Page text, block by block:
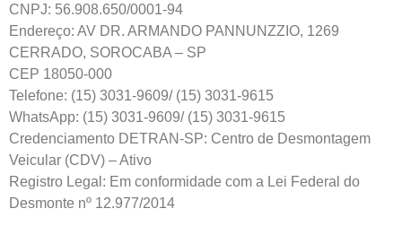
CNPJ: 56.908.650/0001-94
Endereço: AV DR. ARMANDO PANNUNZZIO, 1269
CERRADO, SOROCABA – SP
CEP 18050-000
Telefone: (15) 3031-9609/ (15) 3031-9615
WhatsApp: (15) 3031-9609/ (15) 3031-9615
Credenciamento DETRAN-SP: Centro de Desmontagem
Veicular (CDV) – Ativo
Registro Legal: Em conformidade com a Lei Federal do
Desmonte nº 12.977/2014